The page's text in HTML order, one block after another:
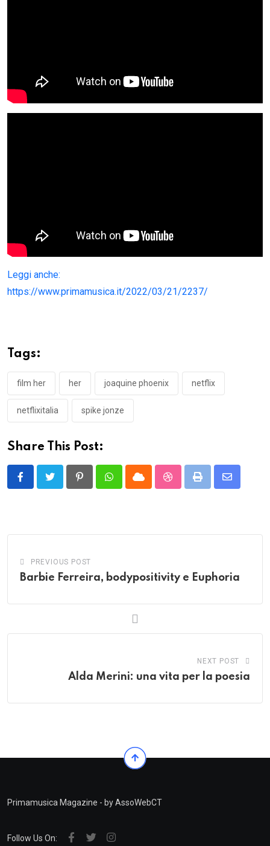
Leggi anche:
https://www.primamusica.it/2022/03/21/2237/
Tags:
film her her joaquine phoenix netflix
netflixitalia spike jonze
Share This Post:
PinterestWhatsappCloud StumbleUpon
Print
Share
PREVIOUS POST
Barbie Ferreira, bodypositivity e Euphoria
NEXT POST
Alda Merini: una vita per la poesia
Primamusica Magazine - by AssoWebCT
Follow Us On: